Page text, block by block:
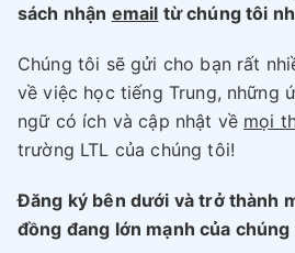
sách nhận email từ chúng tôi
Chúng tôi sẽ gửi cho bạn rất
về việc học tiếng Trung, những
ngữ có ích và cập nhật về mọi
trường LTL của chúng tôi!
Đăng ký bên dưới và trở thành
đồng đang lớn mạnh của